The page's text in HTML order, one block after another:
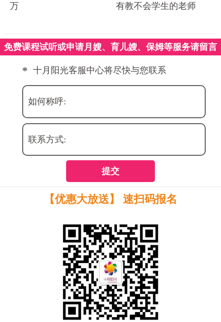
万
有教不会学生的老师
免费课程试听或申请月嫂、育儿嫂、保姆等服务请留言
* 十月阳光客服中心将尽快与您联系
如何称呼:
联系方式:
提交
【优惠大放送】 速扫码报名